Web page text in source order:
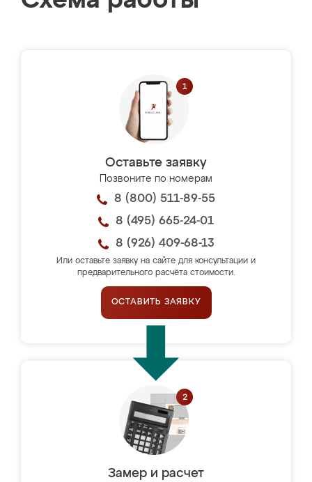
Оставьте заявку
Позвоните по номерам
8 (800) 511-89-55
8 (495) 665-24-01
8 (926) 409-68-13
Или оставьте заявку на сайте для консультации и
предварительного расчёта стоимости.
ОСТАВИТЬ ЗАЯВКУ
Замер и расчет